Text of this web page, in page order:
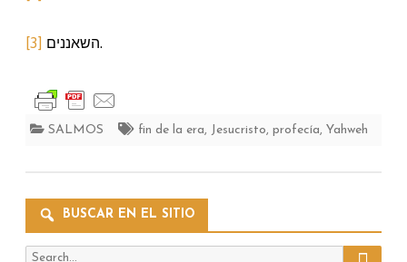
[3] השאננים.
SALMOS fin de la era, Jesucristo, profecía, Yahweh
BUSCAR EN EL SITIO
Search
Search